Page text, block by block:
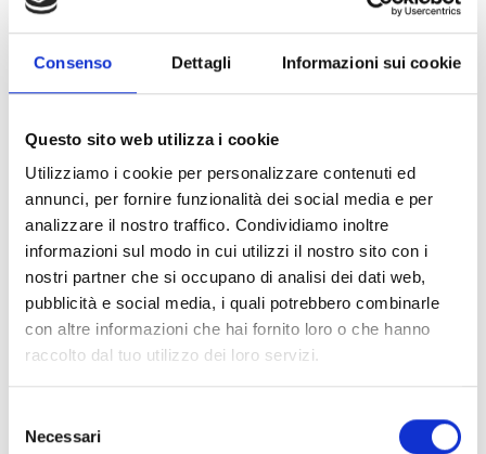
Consenso Dettagli Informazioni sui cookie
Questo sito web utilizza i cookie
Utilizziamo i cookie per personalizzare contenuti ed
annunci, per fornire funzionalità dei social media e per
analizzare il nostro traffico. Condividiamo inoltre
informazioni sul modo in cui utilizzi il nostro sito con i
nostri partner che si occupano di analisi dei dati web,
pubblicità e social media, i quali potrebbero combinarle
con altre informazioni che hai fornito loro o che hanno
raccolto dal tuo utilizzo dei loro servizi.
delNecessari
Asparago
Vino
Acquista localmente
Mercati annuali
Mercati settimanali
Mercati contadini
Botteghe dei masi
Informazioni & servizi
Pianificare una vacanza
Ricerca & prenotazione alloggi
Hotel
Appartamento vacanze